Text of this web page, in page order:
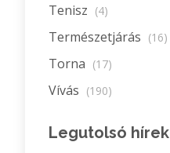
Tenisz (4)
Természetjárás (16)
Torna (17)
Vívás (190)
Legutolsó hírek